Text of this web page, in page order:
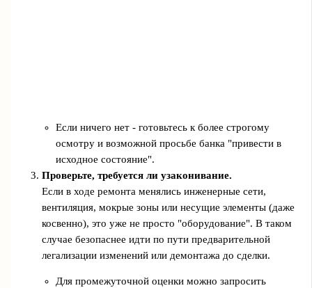
Если ничего нет - готовьтесь к более строгому
осмотру и возможной просьбе банка "привести в
исходное состояние".
Проверьте, требуется ли узаконивание.
Если в ходе ремонта менялись инженерные сети,
вентиляция, мокрые зоны или несущие элементы (даже
косвенно), это уже не просто "оборудование". В таком
случае безопаснее идти по пути предварительной
легализации изменений или демонтажа до сделки.
Для промежуточной оценки можно запросить